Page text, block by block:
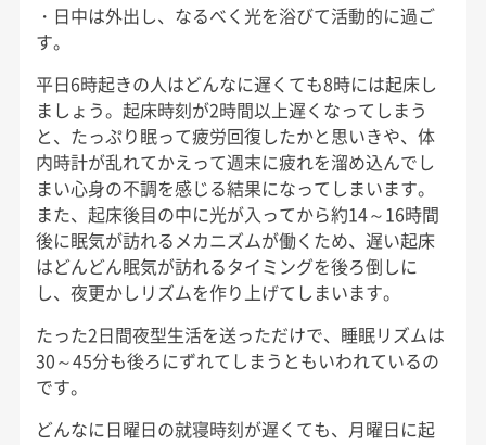
・日中は外出し、なるべく光を浴びて活動的に過ご
す。
平日6時起きの人はどんなに遅くても8時には起床し
ましょう。起床時刻が2時間以上遅くなってしまう
と、たっぷり眠って疲労回復したかと思いきや、体
内時計が乱れてかえって週末に疲れを溜め込んでし
まい心身の不調を感じる結果になってしまいます。
また、起床後目の中に光が入ってから約14～16時間
後に眠気が訪れるメカニズムが働くため、遅い起床
はどんどん眠気が訪れるタイミングを後ろ倒しに
し、夜更かしリズムを作り上げてしまいます。
たった2日間夜型生活を送っただけで、睡眠リズムは
30～45分も後ろにずれてしまうともいわれているの
です。
どんなに日曜日の就寝時刻が遅くても、月曜日に起